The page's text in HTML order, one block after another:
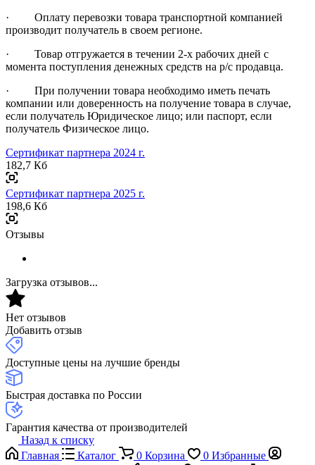
· Оплату перевозки товара транспортной компанией
производит получатель в своем регионе.
· Товар отгружается в течении 2-х рабочих дней с
момента поступления денежных средств на р/с продавца.
· При получении товара необходимо иметь печать
компании или доверенность на получение товара в случае,
если получатель Юридическое лицо; или паспорт, если
получатель Физическое лицо.
Сертификат партнера 2024 г.
182,7 Кб
Сертификат партнера 2025 г.
198,6 Кб
Отзывы
Загрузка отзывов...
Нет отзывов
Добавить отзыв
Доступные цены на лучшие бренды
Быстрая доставка по России
Гарантия качества от производителей
Назад к списку
Главная
Каталог 0 Корзина 0 Избранные